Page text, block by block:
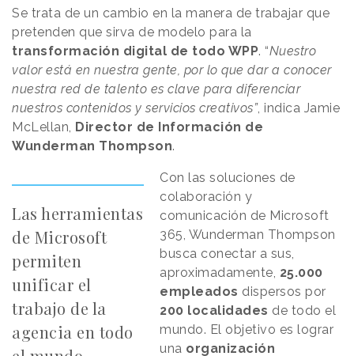
Se trata de un cambio en la manera de trabajar que
pretenden que sirva de modelo para la
transformación digital de todo WPP. “Nuestro
valor está en nuestra gente, por lo que dar a conocer
nuestra red de talento es clave para diferenciar
nuestros contenidos y servicios creativos”, indica Jamie
McLellan, Director de Información de
Wunderman Thompson.
Las herramientas
de Microsoft
permiten
unificar el
trabajo de la
agencia en todo
Con las soluciones de
colaboración y
comunicación de Microsoft
365, Wunderman Thompson
busca conectar a sus,
aproximadamente, 25.000
empleados dispersos por
200 localidades de todo el
mundo. El objetivo es lograr
una organización